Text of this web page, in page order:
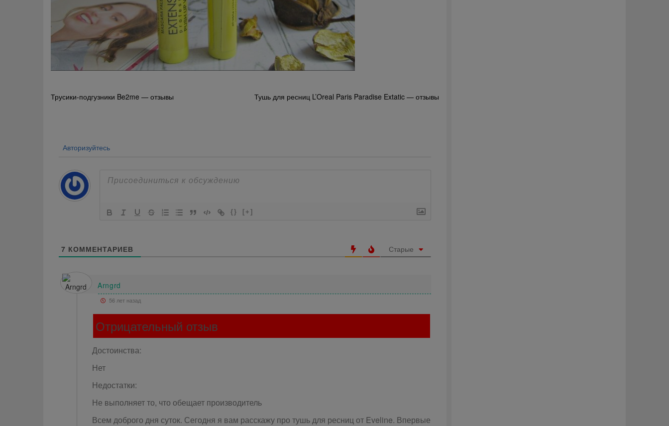
Навигация
Трусики-подгузники Be2me — отзывы Тушь для ресниц L’Oreal Paris Paradise Extatic — отзывы
Авторизуйтесь
{} [+]
7 КОММЕНТАРИЕВ Старые
Arngrd
56 лет назад
Отрицательный отзыв
Достоинства:
Нет
Недостатки:
Не выполняет то, что обещает производитель
Всем доброго дня суток. Сегодня я вам расскажу про тушь для ресниц от Eveline. Впервые